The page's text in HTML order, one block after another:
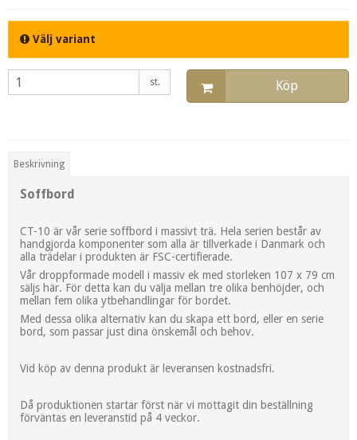
Välj variant
st. Köp
Beskrivning
Soffbord
CT-10 är vår serie soffbord i massivt trä. Hela serien består av
handgjorda komponenter som alla är tillverkade i Danmark och
alla trädelar i produkten är FSC-certifierade.
Vår droppformade modell i massiv ek med storleken 107 x 79 cm
säljs här. För detta kan du välja mellan tre olika benhöjder, och
mellan fem olika ytbehandlingar för bordet.
Med dessa olika alternativ kan du skapa ett bord, eller en serie
bord, som passar just dina önskemål och behov.
Vid köp av denna produkt är leveransen kostnadsfri.
Då produktionen startar först när vi mottagit din beställning
förväntas en leveranstid på 4 veckor.